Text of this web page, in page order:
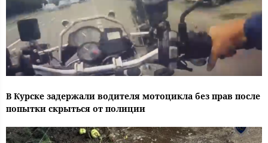
В Курске задержали водителя мотоцикла без прав после
попытки скрыться от полиции